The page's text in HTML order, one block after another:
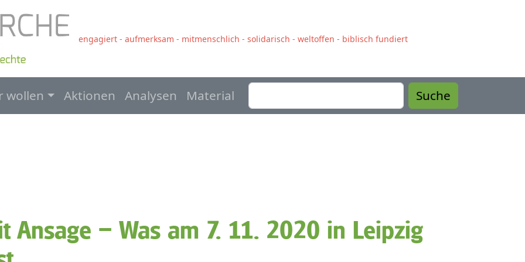
engagiert - aufmerksam - mitmenschlich - solidarisch - weltoffen - biblisch fundiert
wollen Aktionen Analysen Material
Ansage – Was am 7. 11. 2020 in Leipzig